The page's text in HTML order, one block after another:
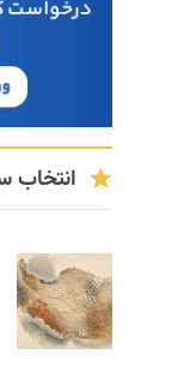
انتخاب